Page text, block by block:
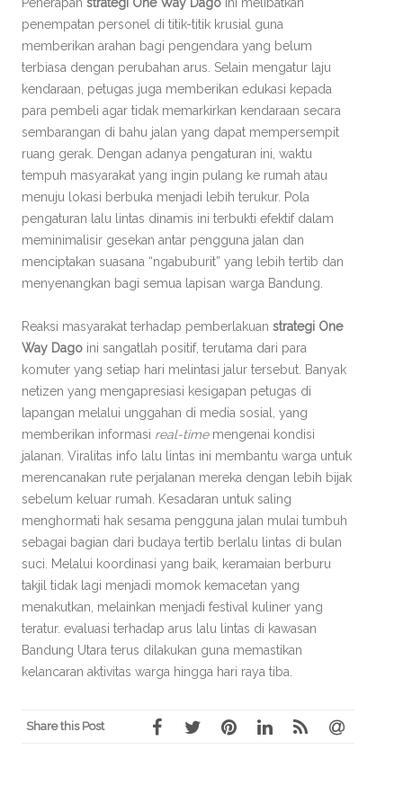
penempatan personel di titik-titik krusial guna
memberikan arahan bagi pengendara yang belum
terbiasa dengan perubahan arus. Selain mengatur laju
kendaraan, petugas juga memberikan edukasi kepada
para pembeli agar tidak memarkirkan kendaraan secara
sembarangan di bahu jalan yang dapat mempersempit
ruang gerak. Dengan adanya pengaturan ini, waktu
tempuh masyarakat yang ingin pulang ke rumah atau
menuju lokasi berbuka menjadi lebih terukur. Pola
pengaturan lalu lintas dinamis ini terbukti efektif dalam
meminimalisir gesekan antar pengguna jalan dan
menciptakan suasana “ngabuburit” yang lebih tertib dan
menyenangkan bagi semua lapisan warga Bandung.
Reaksi masyarakat terhadap pemberlakuan strategi One
Way Dago ini sangatlah positif, terutama dari para
komuter yang setiap hari melintasi jalur tersebut. Banyak
netizen yang mengapresiasi kesigapan petugas di
lapangan melalui unggahan di media sosial, yang
memberikan informasi real-timemengenai kondisi
jalanan. Viralitas info lalu lintas ini membantu warga untuk
merencanakan rute perjalanan mereka dengan lebih bijak
sebelum keluar rumah. Kesadaran untuk saling
menghormati hak sesama pengguna jalan mulai tumbuh
sebagai bagian dari budaya tertib berlalu lintas di bulan
suci. Melalui koordinasi yang baik, keramaian berburu
takjil tidak lagi menjadi momok kemacetan yang
menakutkan, melainkan menjadi festival kuliner yang
teratur. evaluasi terhadap arus lalu lintas di kawasan
Bandung Utara terus dilakukan guna memastikan
kelancaran aktivitas warga hingga hari raya tiba.
Share this Post